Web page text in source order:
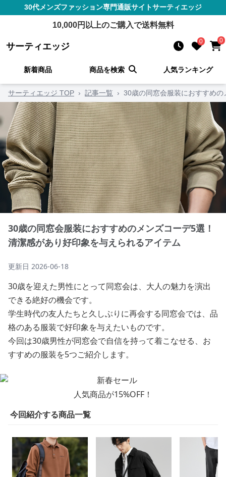
30代メンズファッション専門通販サイトサーティエッジ
10,000円以上のご購入で送料無料
サーティエッジ 0 0
新着商品 商品を検索 人気ランキング
サーティエッジ TOP › 記事一覧 › 30歳の同窓会服装におすすめ
30歳の同窓会服装におすすめのメンズコーデ5選！
清潔感があり好印象を与えられるアイテム
更新日 2026-06-18
30歳を迎えた男性にとって同窓会は、大人の魅力を演出
できる絶好の機会です。
学生時代の友人たちと久しぶりに再会する同窓会では、品
格のある服装で好印象を与えたいものです。
今回は30歳男性が同窓会で自信を持って着こなせる、お
すすめの服装を5つご紹介します。
人気商品が15%OFF！
今回紹介する商品一覧